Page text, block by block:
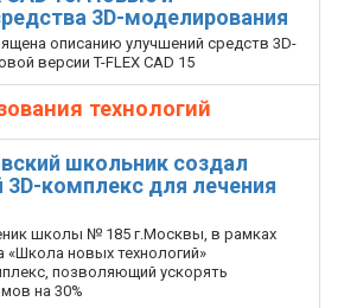
3D-моделирования
описанию улучшений средств 3D-
версии T-FLEX CAD 15
технологий
школьник создал
3D-комплекс для лечения
школы № 185 г.Москвы, в рамках
«Школа новых технологий»
позволяющий ускорять
на 30%